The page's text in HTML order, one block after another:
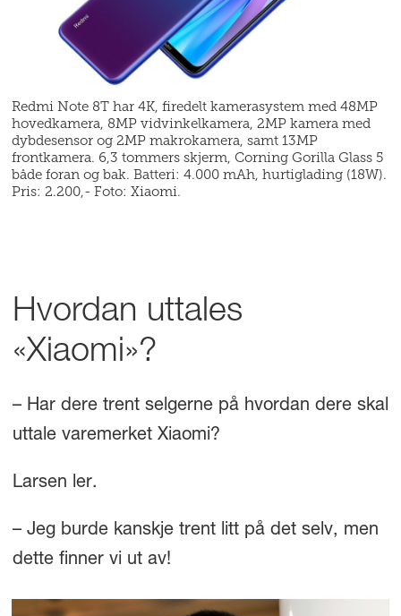
Redmi Note 8T har 4K, firedelt kamerasystem med 48MP
hovedkamera, 8MP vidvinkelkamera, 2MP kamera med
dybdesensor og 2MP makrokamera, samt 13MP
frontkamera. 6,3 tommers skjerm, Corning Gorilla Glass 5
både foran og bak. Batteri: 4.000 mAh, hurtiglading (18W).
Pris: 2.200,- Foto: Xiaomi.
Hvordan uttales
«Xiaomi»?
– Har dere trent selgerne på hvordan dere skal
uttale varemerket Xiaomi?
Larsen ler.
– Jeg burde kanskje trent litt på det selv, men
dette finner vi ut av!